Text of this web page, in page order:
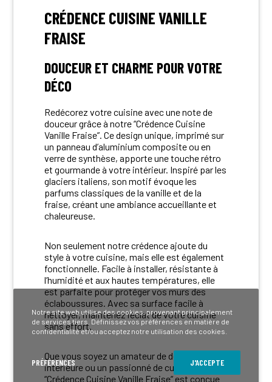
CRÉDENCE CUISINE VANILLE
FRAISE
DOUCEUR ET CHARME POUR VOTRE
DÉCO
Redécorez votre cuisine avec une note de
douceur grâce à notre “Crédence Cuisine
Vanille Fraise”. Ce design unique, imprimé sur
un panneau d’aluminium composite ou en
verre de synthèse, apporte une touche rétro
et gourmande à votre intérieur. Inspiré par les
glaciers italiens, son motif évoque les
parfums classiques de la vanille et de la
fraise, créant une ambiance accueillante et
chaleureuse.
Non seulement notre crédence ajoute du
style à votre cuisine, mais elle est également
fonctionnelle. Facile à installer, résistante à
l’humidité et aux hautes températures, elle
est parfaite pour protéger vos murs des
éclaboussures. Avec sa surface facile à
nettoyer, maintenez l’éclat de votre cuisine
sans effort.
Que vous soyez un amateur de décoration
intérieure ou un passionné de cuisine, la
“Crédence Cuisine Vanille Fraise” est conçue
Notre site web utilise des cookies, provenant principalement
de services tiers. Définissez vos préférences en matière de
confidentialité et/ou acceptez notre utilisation des cookies.
PRÉFÉRENCES J'ACCEPTE